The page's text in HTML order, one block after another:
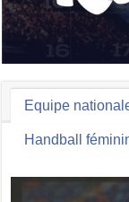
Equipe
Handball